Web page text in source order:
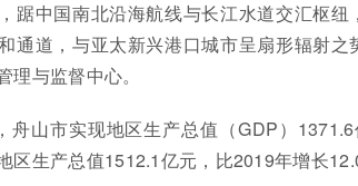
踞中国南北沿海航线与长江水道交汇枢
通道，与亚太新兴港口城市呈扇形辐射
理与监督中心。
舟山市实现地区生产总值（GDP）
区生产总值1512.1亿元，比2019年增长